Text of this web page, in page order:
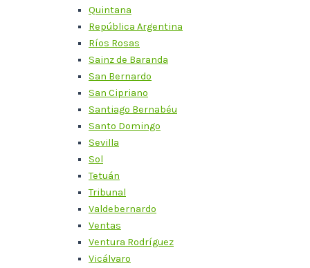
Quintana
República Argentina
Ríos Rosas
Sainz de Baranda
San Bernardo
San Cipriano
Santiago Bernabéu
Santo Domingo
Sevilla
Sol
Tetuán
Tribunal
Valdebernardo
Ventas
Ventura Rodríguez
Vicálvaro